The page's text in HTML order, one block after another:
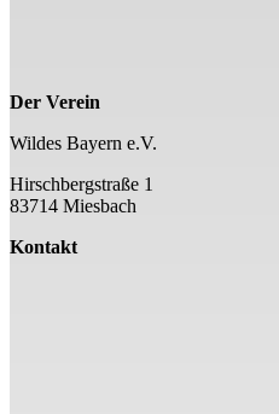
Der Verein
Wildes Bayern e.V.
Hirschbergstraße 1
83714 Miesbach
Kontakt